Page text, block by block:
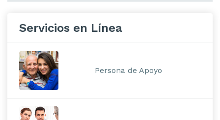
Servicios en Línea
Persona de Apoyo